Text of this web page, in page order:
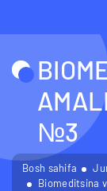
№3
Bosh sahifa
Biomeditsina